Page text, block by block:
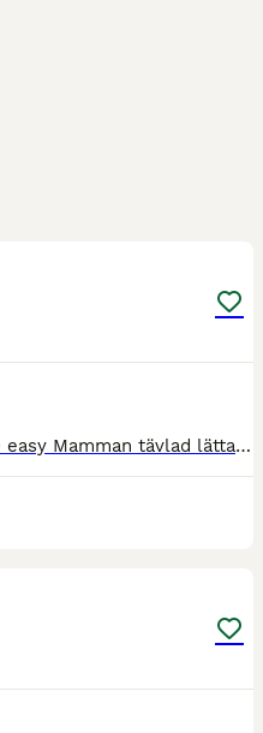
Sto Inter PKZ-Complete-Quite easy Mamman tävlad lättare klasser innan sida, mormorn tävlad upp till 1,35 innan hos sattes i aveln. Är Dolda fel försäkrade, avmaskad regelbundet. Lastar och åker med henne själv. Filmer finns Finns även föl från i år